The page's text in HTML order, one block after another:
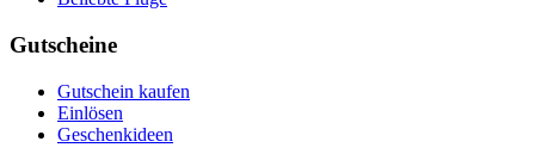
Gutscheine
Gutschein kaufen
Einlösen
Geschenkideen